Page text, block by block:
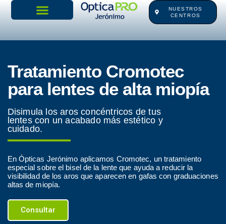
NUESTROS
CENTROS
Tratamiento Cromotec
para lentes de alta miopía
Disimula los aros concéntricos de tus
lentes con un acabado más estético y
cuidado.
En Ópticas Jerónimo aplicamos Cromotec, un tratamiento
especial sobre el bisel de la lente que ayuda a reducir la
visibilidad de los aros que aparecen en gafas con graduaciones
altas de miopía.
Consultar